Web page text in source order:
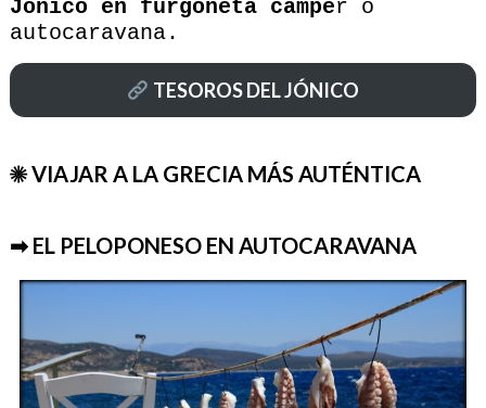
Jónico en furgoneta camper o
autocaravana.
TESOROS DEL JÓNICO
☀ VIAJAR A LA GRECIA MÁS AUTÉNTICA
➡ EL PELOPONESO EN AUTOCARAVANA